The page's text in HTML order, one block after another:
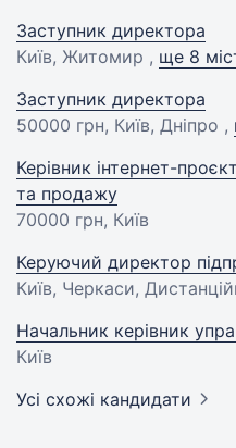
Заступник директора
Київ, Житомир , ще 8
Заступник директора
50000 грн, Київ, Дніпро ,
Керівник інтернет-
та продажу
70000 грн, Київ
Керуючий директор
Київ, Черкаси,
Начальник керівник
Київ
Усі схожі кандидати